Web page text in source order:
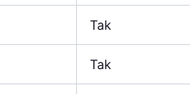
Tak
Tak